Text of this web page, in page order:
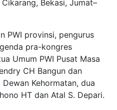
Bekasi, Jumat–
PWI provinsi, pengurus
pra-kongres
Umum PWI Pusat Masa
CH Bangun dan
Kehormatan, dua
HT dan Atal S. Depari.